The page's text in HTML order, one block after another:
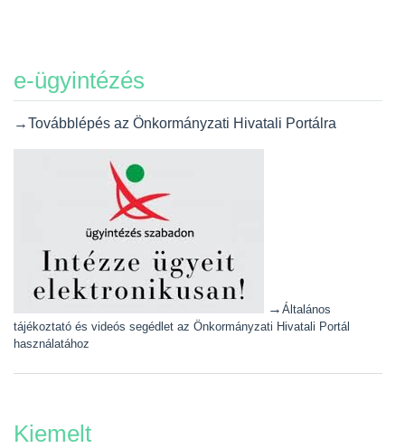
e-ügyintézés
→Továbblépés az Önkormányzati Hivatali Portálra
→ Általános
tájékoztató és videós segédlet az Önkormányzati Hivatali Portál
használatához
Kiemelt